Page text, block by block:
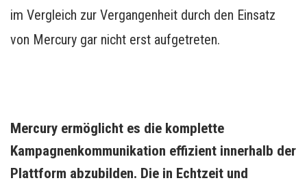
im Vergleich zur Vergangenheit durch den Einsatz
von Mercury gar nicht erst aufgetreten.
Mercury ermöglicht es die komplette
Kampagnenkommunikation effizient innerhalb der
Plattform abzubilden. Die in Echtzeit und